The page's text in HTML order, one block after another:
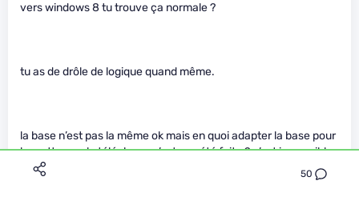
50
vers windows 8 tu trouve ça normale ?
tu as de drôle de logique quand même.
la base n’est pas la même ok mais en quoi adapter la base pour
la mettre sur le téléphone n’est pas été faite ? c’est impossible
? si oui pour quelle raison ?